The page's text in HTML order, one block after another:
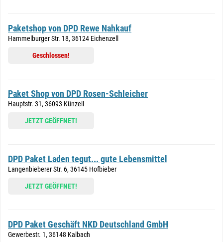
Paketshop von DPD Rewe Nahkauf
Hammelburger Str. 18, 36124 Eichenzell
Geschlossen!
Paket Shop von DPD Rosen-Schleicher
Hauptstr. 31, 36093 Künzell
JETZT GEÖFFNET!
DPD Paket Laden tegut... gute Lebensmittel
Langenbieberer Str. 6, 36145 Hofbieber
JETZT GEÖFFNET!
DPD Paket Geschäft NKD Deutschland GmbH
Gewerbestr. 1, 36148 Kalbach